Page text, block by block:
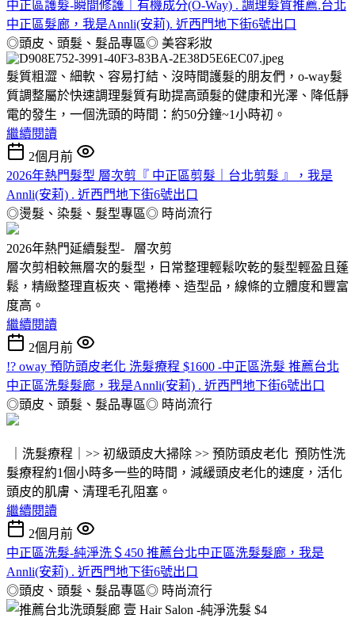
中正區護髮-瞬間修護｜有機成分(O-Way) . 調理髮質推薦.台北
中正區髮廊，我是Annli(安莉). 近西門地下街6號出口
◎頭皮、頭髮、髮品專區◎ 美容彩妝
髮質粗澀、細軟、容易打結、沒時間護髮的朋友們，o-way髮
質調整屬於快速調理髮質有助提高頭髮的健康和光澤、降低靜
電的發生，一個洗頭的時間：約50分鐘~1小時初。
繼續閱讀
2個月前
2026年熱門髮型 層次剪『 中正區剪髮｜台北剪髮 』，我是
Annli(安莉) . 近西門地下街6號出口
◎燙髮、染髮、髮型專區◎ 時尚流行
2026年熱門延續髮型- 層次剪
層次剪相較無層次的髮型，日常整理輕鬆吹乾的髮型輕盈且蓬
鬆，精緻整理直板夾、電捲棒、造型品，線條的立體度和豐富
度高。
繼續閱讀
2個月前
!? oway 預防頭皮老化 洗髮療程 $1600 -中正區洗髮 推薦台北
中正區洗髮髮廊，我是Annli(安莉) . 近西門地下街6號出口
◎頭皮、頭髮、髮品專區◎ 時尚流行
｜洗髮療程｜>> 初級頭皮大掃除 >> 預防頭皮老化 預防性洗
髮療程約1個小時多一些的時間，減緩頭皮老化的速度，活化
頭皮的肌膚、清理毛孔阻塞。
繼續閱讀
2個月前
中正區洗髮-純淨洗＄450 推薦台北中正區洗髮髮廊，我是
Annli(安莉) . 近西門地下街6號出口
◎頭皮、頭髮、髮品專區◎ 時尚流行